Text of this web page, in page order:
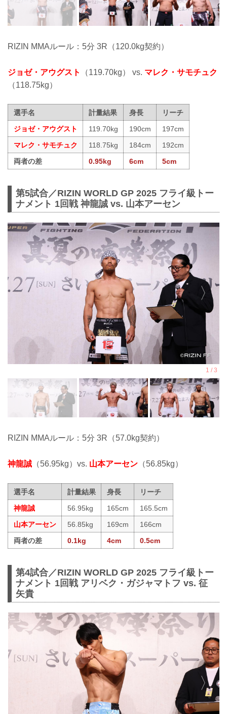
RIZIN MMAルール：5分 3R（120.0kg契約）
ジョゼ・アウグスト （119.70kg） vs. マレク・サモチュク
（118.75kg）
選手名 計量結果 身長
リーチ
ジョゼ・アウグスト
119.70kg 190cm
197cm
マレク・サモチュク
118.75kg 184cm
192cm
両者の差
0.95kg 6cm 5cm
第5試合／RIZIN WORLD GP 2025 フライ級トー
ナメント 1回戦 神龍誠 vs. 山本アーセン
RIZIN MMAルール：5分 3R（57.0kg契約）
神龍誠 （56.95kg）vs. 山本アーセン （56.85kg）
選手名 計量結果 身長
リーチ
神龍誠
56.95kg 165cm
165.5cm
山本アーセン
56.85kg 169cm
166cm
両者の差
0.1kg 4cm 0.5cm
第4試合／RIZIN WORLD GP 2025 フライ級トー
ナメント 1回戦 アリベク・ガジャマトフ vs. 征
矢貴